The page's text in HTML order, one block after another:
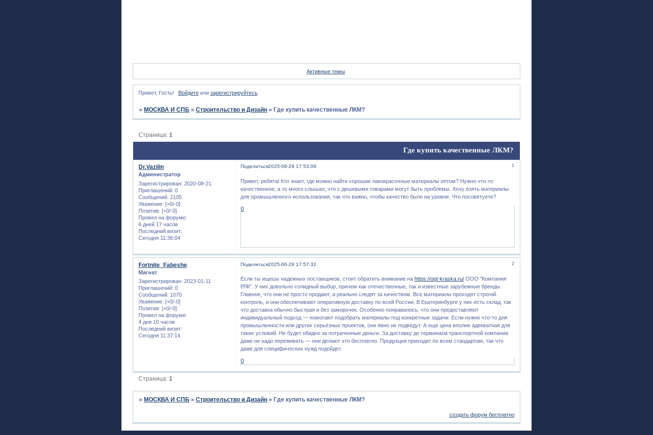
Активные темы
Привет, Гость! Войдитеили зарегистрируйтесь.
» МОСКВА И СПБ »Строительство и Дизайн » Где купить качественные ЛКМ?
Где купить качественные ЛКМ?
Страница:1
Поделиться 1
2025-06-29 17:53:09
Dr.Vazilin
Администратор
Зарегистрирован: 2020-08-21
Приглашений: 0
Сообщений: 2105
Уважение: [+0/-0]
Позитив: [+0/-0]
Провел на форуме:
6 дней 17 часов
Последний визит:
Сегодня 11:36:04
Привет, ребята! Кто знает, где можно найти хорошие лакокрасочные материалы оптом? Нужно что-то
качественное, а то много слышал, что с дешевыми товарами могут быть проблемы. Хочу взять материалы
для промышленного использования, так что важно, чтобы качество было на уровне. Что посоветуете?
0
Поделиться 2
2025-06-29 17:57:32
Fortnite_Fabeshe
Магнат
Зарегистрирован: 2023-01-11
Приглашений: 0
Сообщений: 1070
Уважение: [+0/-0]
Позитив: [+0/-0]
Провел на форуме:
4 дня 10 часов
Последний визит:
Сегодня 11:37:14
Если ты ищешь надежных поставщиков, стоит обратить внимание на https://opt-kraska.ru/ ООО "Компания
РЛК". У них довольно солидный выбор, причем как отечественные, так и известные зарубежные бренды.
Главное, что они не просто продают, а реально следят за качеством. Все материалы проходят строгий
контроль, и они обеспечивают оперативную доставку по всей России. В Екатеринбурге у них есть склад, так
что доставка обычно быстрая и без заморочек. Особенно понравилось, что они предоставляют
индивидуальный подход — помогают подобрать материалы под конкретные задачи. Если нужно что-то для
промышленности или других серьёзных проектов, они явно не подведут. А еще цена вполне адекватная для
таких условий. Не будет обидно за потраченные деньги. За доставку до терминала транспортной компании
даже не надо переживать — они делают это бесплатно. Продукция приходит по всем стандартам, так что
даже для специфических нужд подойдет.
0
Страница:1
»МОСКВА И СПБ »Строительство и Дизайн »Где купить качественные ЛКМ?
создать форум бесплатно